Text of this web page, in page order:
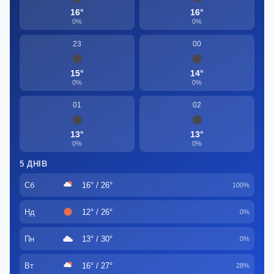
16°
0%
16°
0%
23
15°
0%
00
14°
0%
01
13°
0%
02
13°
0%
5 ДНІВ
Сб 16° / 26° 100%
Нд 12° / 26° 0%
Пн 13° / 30° 0%
Вт 16° / 27° 28%